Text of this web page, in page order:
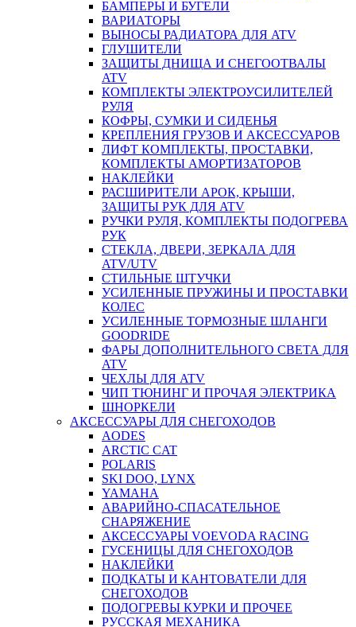
БАМПЕРЫ И БУГЕЛИ
ВАРИАТОРЫ
ВЫНОСЫ РАДИАТОРА ДЛЯ ATV
ГЛУШИТЕЛИ
ЗАЩИТЫ ДНИЩА И СНЕГООТВАЛЫ
ATV
КОМПЛЕКТЫ ЭЛЕКТРОУСИЛИТЕЛЕЙ
РУЛЯ
КОФРЫ, СУМКИ И СИДЕНЬЯ
КРЕПЛЕНИЯ ГРУЗОВ И АКСЕССУАРОВ
ЛИФТ КОМПЛЕКТЫ, ПРОСТАВКИ,
КОМПЛЕКТЫ АМОРТИЗАТОРОВ
НАКЛЕЙКИ
РАСШИРИТЕЛИ АРОК, КРЫШИ,
ЗАЩИТЫ РУК ДЛЯ ATV
РУЧКИ РУЛЯ, КОМПЛЕКТЫ ПОДОГРЕВА
РУК
СТЕКЛА, ДВЕРИ, ЗЕРКАЛА ДЛЯ
ATV/UTV
СТИЛЬНЫЕ ШТУЧКИ
УСИЛЕННЫЕ ПРУЖИНЫ И ПРОСТАВКИ
КОЛЕС
УСИЛЕННЫЕ ТОРМОЗНЫЕ ШЛАНГИ
GOODRIDE
ФАРЫ ДОПОЛНИТЕЛЬНОГО СВЕТА ДЛЯ
ATV
ЧЕХЛЫ ДЛЯ ATV
ЧИП ТЮНИНГ И ПРОЧАЯ ЭЛЕКТРИКА
ШНОРКЕЛИ
АКСЕССУАРЫ ДЛЯ СНЕГОХОДОВ
AODES
ARCTIC CAT
POLARIS
SKI DOO, LYNX
YAMAHA
АВАРИЙНО-СПАСАТЕЛЬНОЕ
СНАРЯЖЕНИЕ
АКСЕССУАРЫ VOEVODA RACING
ГУСЕНИЦЫ ДЛЯ СНЕГОХОДОВ
НАКЛЕЙКИ
ПОДКАТЫ И КАНТОВАТЕЛИ ДЛЯ
СНЕГОХОДОВ
ПОДОГРЕВЫ КУРКИ И ПРОЧЕЕ
РУССКАЯ МЕХАНИКА